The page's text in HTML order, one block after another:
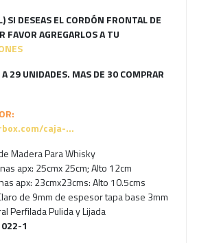
SI DESEAS EL CORDÓN FRONTAL DE
FAVOR AGREGARLOS A TU
29 UNIDADES. MAS DE 30 COMPRAR
caja-...
Madera Para Whisky
apx: 25cmx 25cm; Alto 12cm
apx: 23cmx23cms: Alto 10.5cms
de 9mm de espesor tapa base 3mm
Perfilada Pulida y Lijada
1